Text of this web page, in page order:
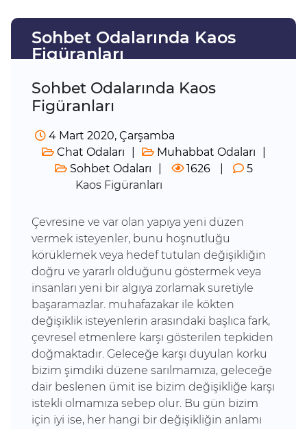
Sohbet Odalarında Kaos
Figüranları
Sohbet Odalarında Kaos
Figüranları
4 Mart 2020, Çarşamba
Chat Odaları
Muhabbat Odaları
Sohbet Odaları
1626
5
Kaos Figüranları
Çevresine ve var olan yapıya yeni düzen
vermek isteyenler, bunu hoşnutluğu
körüklemek veya hedef tutulan değişikliğin
doğru ve yararlı olduğunu göstermek veya
insanları yeni bir algıya zorlamak suretiyle
başaramazlar. muhafazakar ile kökten
değişiklik isteyenlerin arasındaki başlıca fark,
çevresel etmenlere karşı gösterilen tepkiden
doğmaktadır. Geleceğe karşı duyulan korku
bizim şimdiki düzene sarılmamıza, geleceğe
dair beslenen ümit ise bizim değişikliğe karşı
istekli olmamıza sebep olur. Bu gün bizim
için iyi ise, her hangi bir değişikliğin anlamı